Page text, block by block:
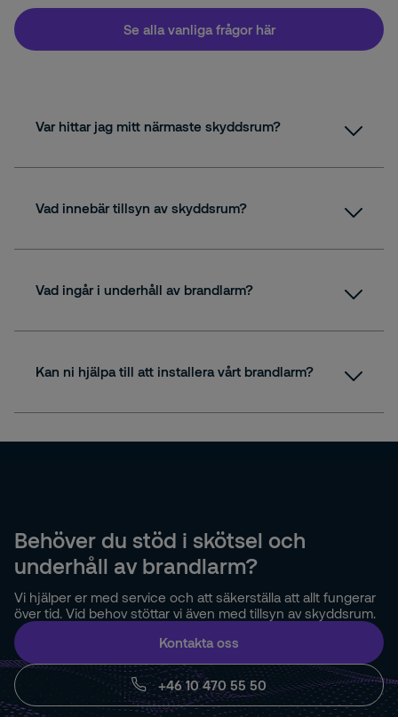
Se alla vanliga frågor här
Var hittar jag mitt närmaste skyddsrum?
Vad innebär tillsyn av skyddsrum?
Vad ingår i underhåll av brandlarm?
Kan ni hjälpa till att installera vårt brandlarm?
Behöver du stöd i skötsel och
underhåll av brandlarm?
Vi hjälper er med service och att säkerställa att allt fungerar
över tid. Vid behov stöttar vi även med tillsyn av skyddsrum.
+46 10 470 55 50
Kontakta oss